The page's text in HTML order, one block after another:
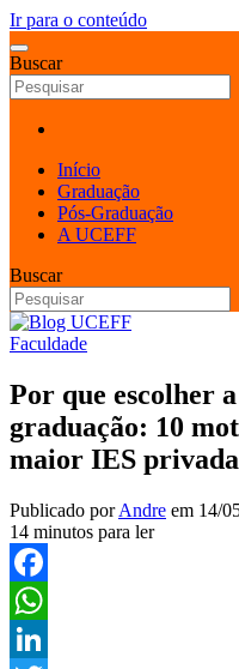
Ir para o conteúdo
Buscar
Início
Graduação
Pós-Graduação
A UCEFF
Buscar
Faculdade
Por que escolher
graduação: 10
maior IES
Publicado porAndre em 14/
14 minutos para ler
Facebook
WhatsApp